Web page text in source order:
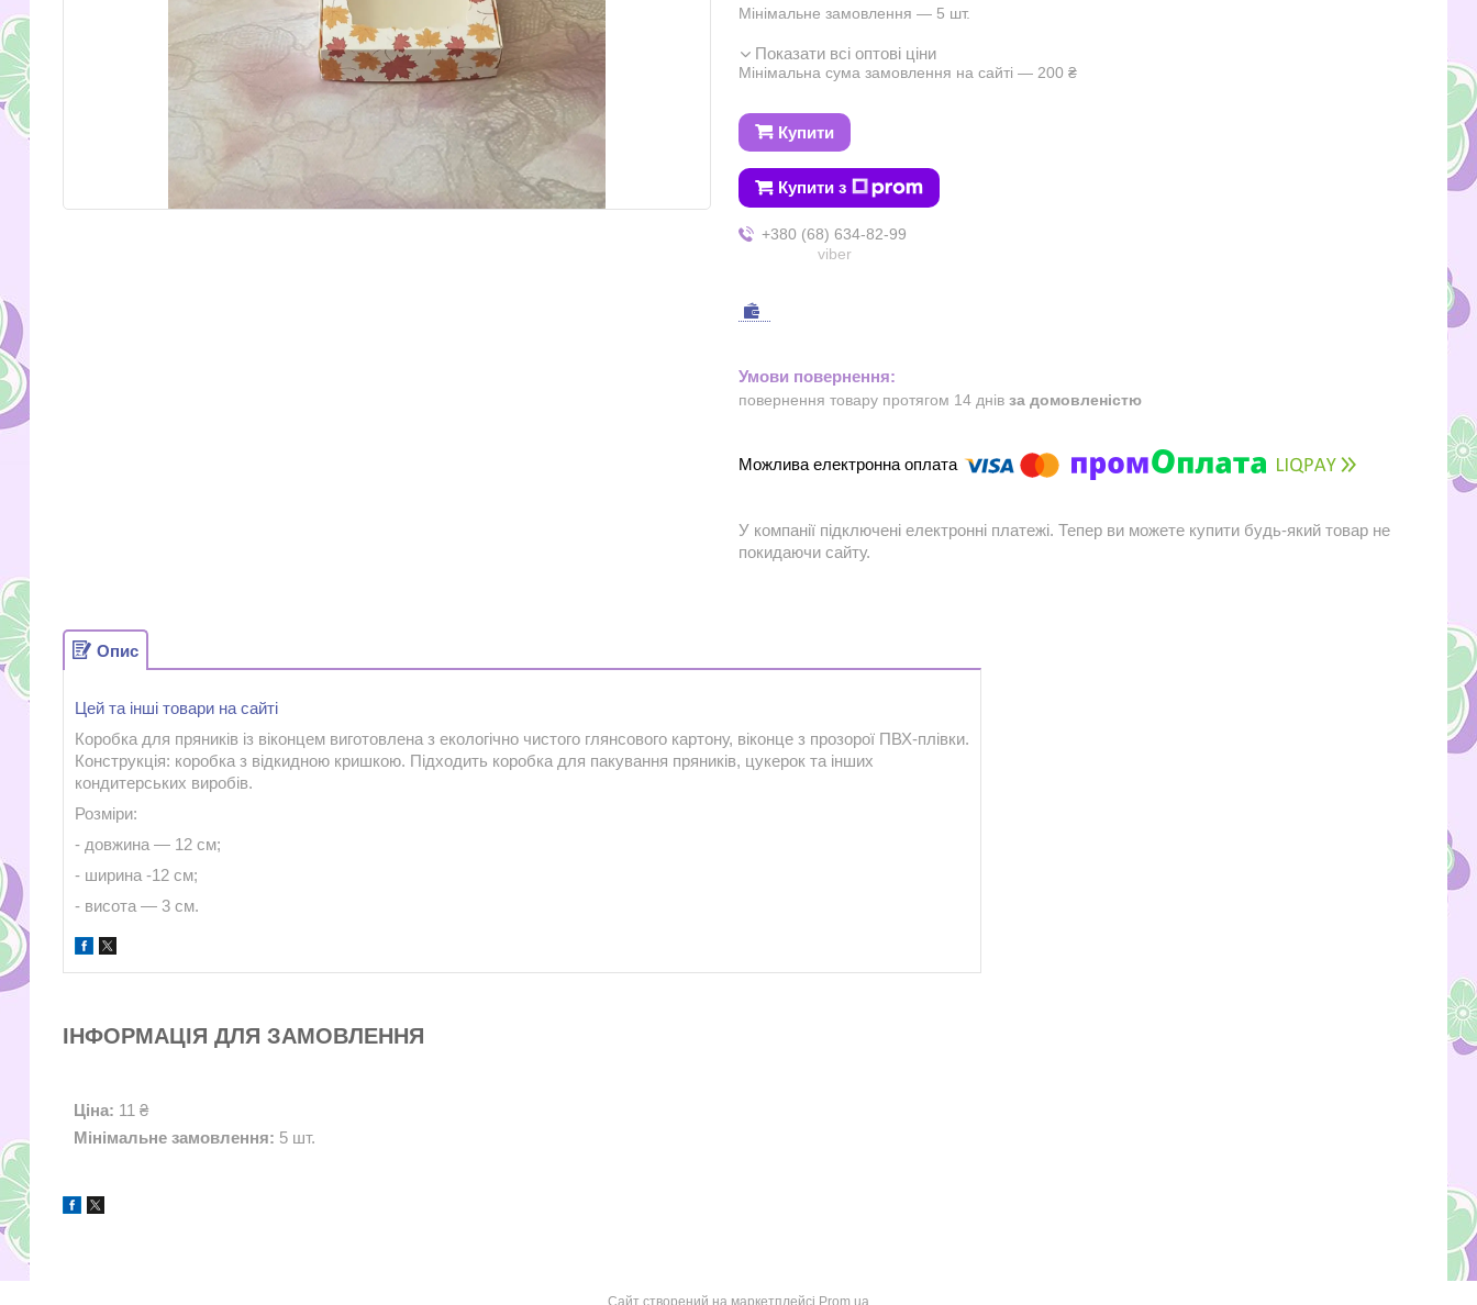
Мінімальне замовлення — 5 шт.
Показати всі оптові ціни
Мінімальна сума замовлення на сайті — 200 ₴
Купити
Купити з
+380 (68) 634-82-99
viber
повернення товару протягом 14 днів за домовленістю
У компанії підключені електронні платежі. Тепер ви можете купити будь-який товар не
покидаючи сайту.
Опис
Цей та інші товари на сайті
Коробка для пряників із віконцем виготовлена з екологічно чистого глянсового картону, віконце з прозорої ПВХ-плівки.
Конструкція: коробка з відкидною кришкою. Підходить коробка для пакування пряників, цукерок та інших
кондитерських виробів.
Розміри:
- довжина — 12 см;
- ширина -12 см;
- висота — 3 см.
ІНФОРМАЦІЯ ДЛЯ ЗАМОВЛЕННЯ
Ціна: 11 ₴
Мінімальне замовлення: 5 шт.
Сайт створений на маркетплейсі Prom.ua